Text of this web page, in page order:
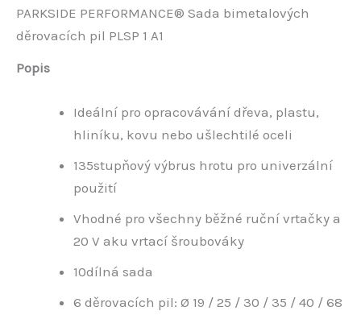
PARKSIDE PERFORMANCE® Sada bimetalových
děrovacích pil PLSP 1 A1
Popis
Ideální pro opracovávání dřeva, plastu,
hliníku, kovu nebo ušlechtilé oceli
135stupňový výbrus hrotu pro univerzální
použití
Vhodné pro všechny běžné ruční vrtačky a
20 V aku vrtací šroubováky
10dílná sada
6 děrovacích pil: Ø 19 / 25 / 30 / 35 / 40 / 68